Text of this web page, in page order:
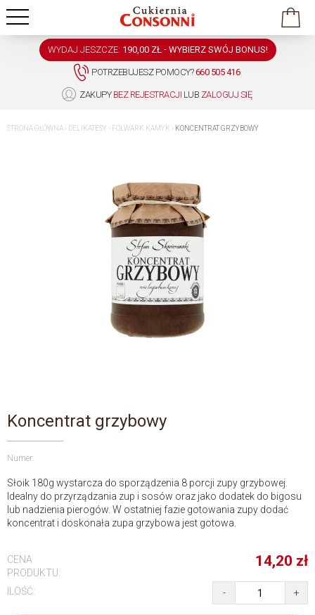
POTRZEBUJESZ POMOCY?660 505 416
ZAKUPY BEZ REJESTRACJI LUB ZALOGUJ SIĘ
WYDAJ JESZCZE: 190,00 ZŁ - WYBIERZ SWÓJ BONUS!
STRONA GŁÓWNA › DELIKATESY › FOLWARK KAMYK › KONCENTRAT GRZYBOWY
Koncentrat grzybowy
Numer:
Słoik 180g wystarcza do sporządzenia 8 porcji zupy grzybowej.
Idealny do przyrządzania zup i sosów oraz jako dodatek do bigosu
lub nadzienia pierogów. W ostatniej fazie gotowania zupy dodać
koncentrat i doskonała zupa grzybowa jest gotowa.
CENA
PRODUKTU:
14,20 zł
ILOŚĆ: - +